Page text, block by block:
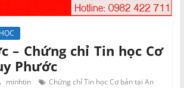
– Chứng chỉ Tin học Cơ
Phước
minhtin
Chứng chỉ Tin học Cơ bản tại An